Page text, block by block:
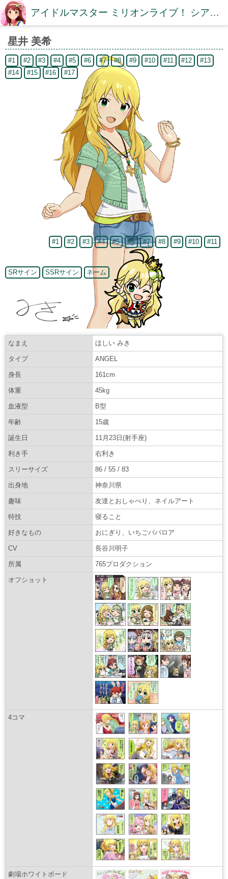
アイドルマスター ミリオンライブ！ シアターデイズDB【ミリシタDB】
星井 美希
#1 #2 #3 #4 #5 #6 #7 #8 #9 #10 #11 #12
#13
#14
#15 #16 #17
#1 #2 #3 #4 #5 #6 #7 #8 #9 #10 #11
SRサイン SSRサイン ネーム
なまえ ほしい みき
タイプ ANGEL
身長 161cm
体重 45kg
血液型 B型
年齢 15歳
誕生日 11月23日(射手座)
利き手 右利き
スリーサイズ 86 / 55 / 83
出身地 神奈川県
趣味 友達とおしゃべり、ネイルアート
特技 寝ること
好きなもの おにぎり、いちごババロア
CV 長谷川明子
所属 765プロダクション
オフショット
4コマ
劇場ホワイトボード